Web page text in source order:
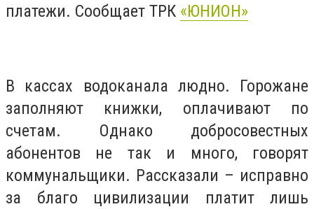
платежи. Сообщает ТРК «ЮНИОН»
В кассах водоканала людно. Горожане
заполняют книжки, оплачивают по
счетам. Однако добросовестных
абонентов не так и много, говорят
коммунальщики. Рассказали – исправно
за благо цивилизации платит лишь